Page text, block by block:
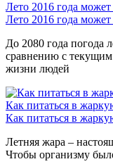
Лето 2016 года
Лето 2016 года
До 2080 года погода
сравнению с текущим
жизни людей
Как питаться в
Как питаться в
Летняя жара –
Чтобы организму